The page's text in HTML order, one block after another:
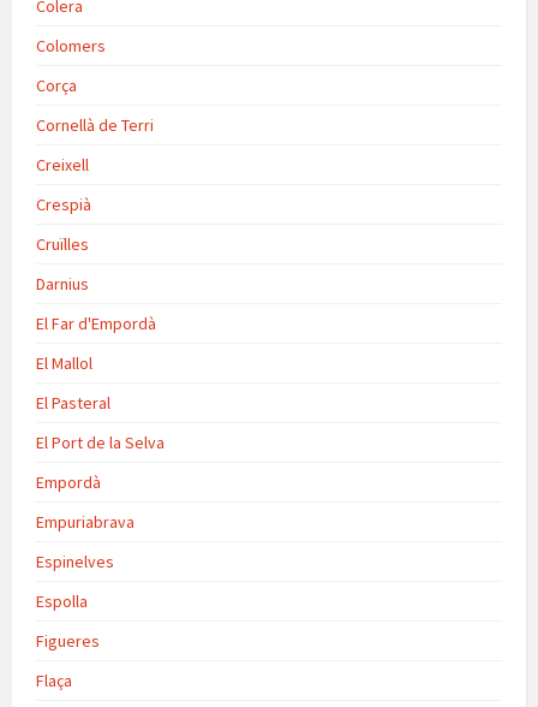
Colera
Colomers
Corça
Cornellà de Terri
Creixell
Crespià
Cruïlles
Darnius
El Far d'Empordà
El Mallol
El Pasteral
El Port de la Selva
Empordà
Empuriabrava
Espinelves
Espolla
Figueres
Flaça